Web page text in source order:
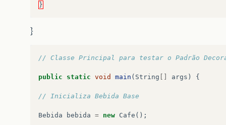
}
}
// Classe Principal para testar o Padrão
public static void main ( String args ) {
// Inicializa Bebida Base
Bebida bebida = new Cafe ();